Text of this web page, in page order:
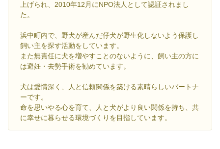
上げられ、2010年12月にNPO法人として認証されまし
た。
浜中町内で、野犬が産んだ仔犬が野生化しないよう保護し
飼い主を探す活動をしています。
また無責任に犬を増やすことのないように、飼い主の方に
は避妊・去勢手術を勧めています。
犬は愛情深く、人と信頼関係を築ける素晴らしいパートナ
ーです。
命を思いやる心を育て、人と犬がより良い関係を持ち、共
に幸せに暮らせる環境づくりを目指しています。